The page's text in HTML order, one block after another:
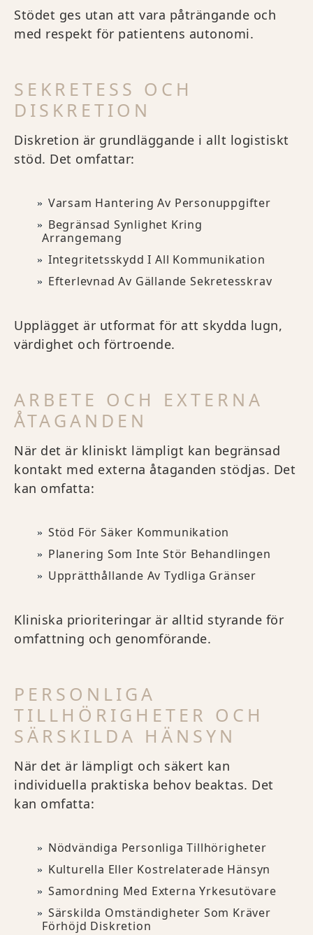
Stödet ges utan att vara påträngande och
med respekt för patientens autonomi.
SEKRETESS OCH
DISKRETION
Diskretion är grundläggande i allt logistiskt
stöd. Det omfattar:
Varsam Hantering Av Personuppgifter
Begränsad Synlighet Kring
Arrangemang
Integritetsskydd I All Kommunikation
Efterlevnad Av Gällande Sekretesskrav
Upplägget är utformat för att skydda lugn,
värdighet och förtroende.
ARBETE OCH EXTERNA
ÅTAGANDEN
När det är kliniskt lämpligt kan begränsad
kontakt med externa åtaganden stödjas. Det
kan omfatta:
Stöd För Säker Kommunikation
Planering Som Inte Stör Behandlingen
Upprätthållande Av Tydliga Gränser
Kliniska prioriteringar är alltid styrande för
omfattning och genomförande.
PERSONLIGA
TILLHÖRIGHETER OCH
SÄRSKILDA HÄNSYN
När det är lämpligt och säkert kan
individuella praktiska behov beaktas. Det
kan omfatta:
Nödvändiga Personliga Tillhörigheter
Kulturella Eller Kostrelaterade Hänsyn
Samordning Med Externa Yrkesutövare
Särskilda Omständigheter Som Kräver
Förhöjd Diskretion